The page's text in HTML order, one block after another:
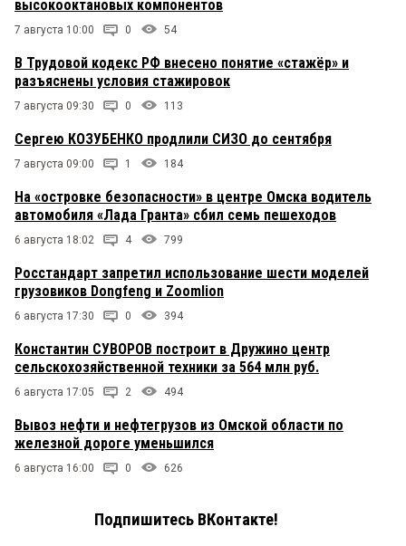
высокооктановых компонентов
7 августа 10:00 0 54
В Трудовой кодекс РФ внесено понятие «стажёр» и
разъяснены условия стажировок
7 августа 09:30 0 113
Сергею КОЗУБЕНКО продлили СИЗО до сентября
7 августа 09:00 1 184
На «островке безопасности» в центре Омска водитель
автомобиля «Лада Гранта» сбил семь пешеходов
6 августа 18:02 4 799
Росстандарт запретил использование шести моделей
грузовиков Dongfeng и Zoomlion
6 августа 17:30 0 394
Константин СУВОРОВ построит в Дружино центр
сельскохозяйственной техники за 564 млн руб.
6 августа 17:05 2 494
Вывоз нефти и нефтегрузов из Омской области по
железной дороге уменьшился
6 августа 16:00 0 626
Подпишитесь ВКонтакте!